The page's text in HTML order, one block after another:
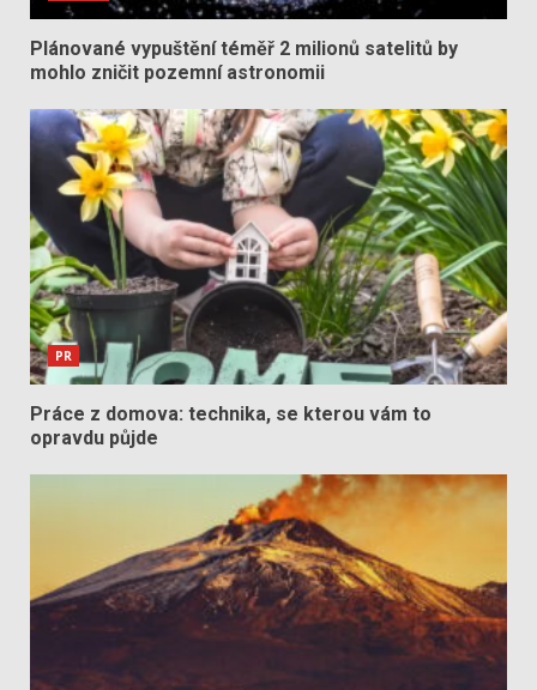
Plánované vypuštění téměř 2 milionů satelitů by
mohlo zničit pozemní astronomii
PR
Práce z domova: technika, se kterou vám to
opravdu půjde